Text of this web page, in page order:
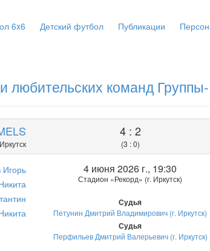
6x6 Детский футбол Публикации
любительских команд Группы-
4 : 2
(3 : 0)
Игорь
4 июня 2026 г., 19:30
Стадион «Рекорд» (г. Иркутск)
Судья
Петунин Дмитрий Владимирович (г. Иркутск)
Судья
Перфильев Дмитрий Валерьевич (г. Иркутск)